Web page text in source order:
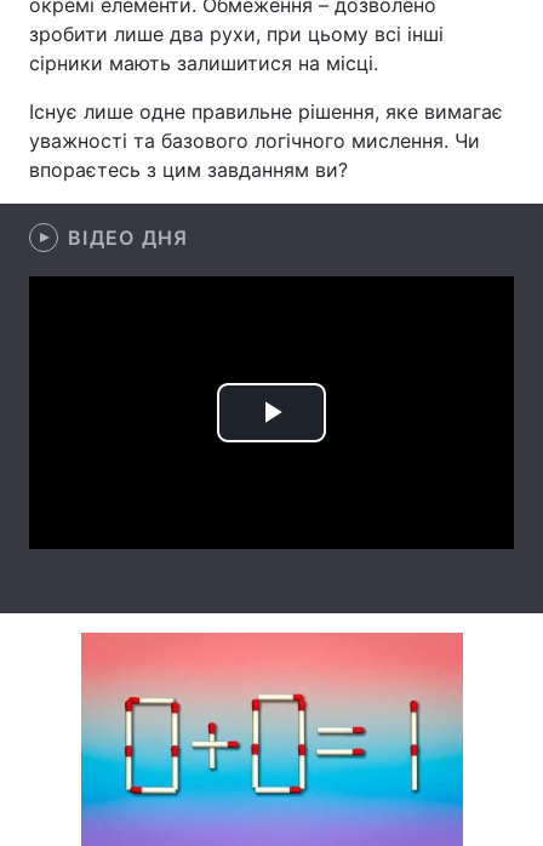
Цікавинки Погода
Регіони
Лонгріди
Відео з Youtube
Інтерв'ю Думки
Тема оформлення
окремі елементи. Обмеження – дозволено
зробити лише два рухи, при цьому всі інші
сірники мають залишитися на місці.
Існує лише одне правильне рішення, яке вимагає
уважності та базового логічного мислення. Чи
впораєтесь з цим завданням ви?
ВІДЕО ДНЯ
Play